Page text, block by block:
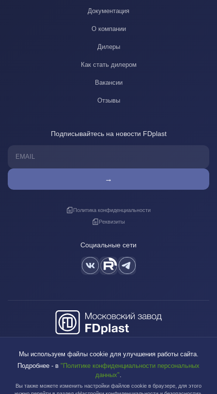
Документация
О компании
Дилеры
Как стать дилером
Вакансии
Отзывы
Подписывайтесь на новости FDplast
→
Политика конфиденциальности
Реквизиты
Социальные сети
sales@fdplast.ru
140050, Московская обл., пос. Красково, ул. Карла Маркса, д. 117Б
Мы используем файлы cookie для улучшения работы сайта.
Подробнее - в "Политике конфиденциальности персональных
данных".
Вы также можете изменить настройки файлов cookie в браузере, для этого